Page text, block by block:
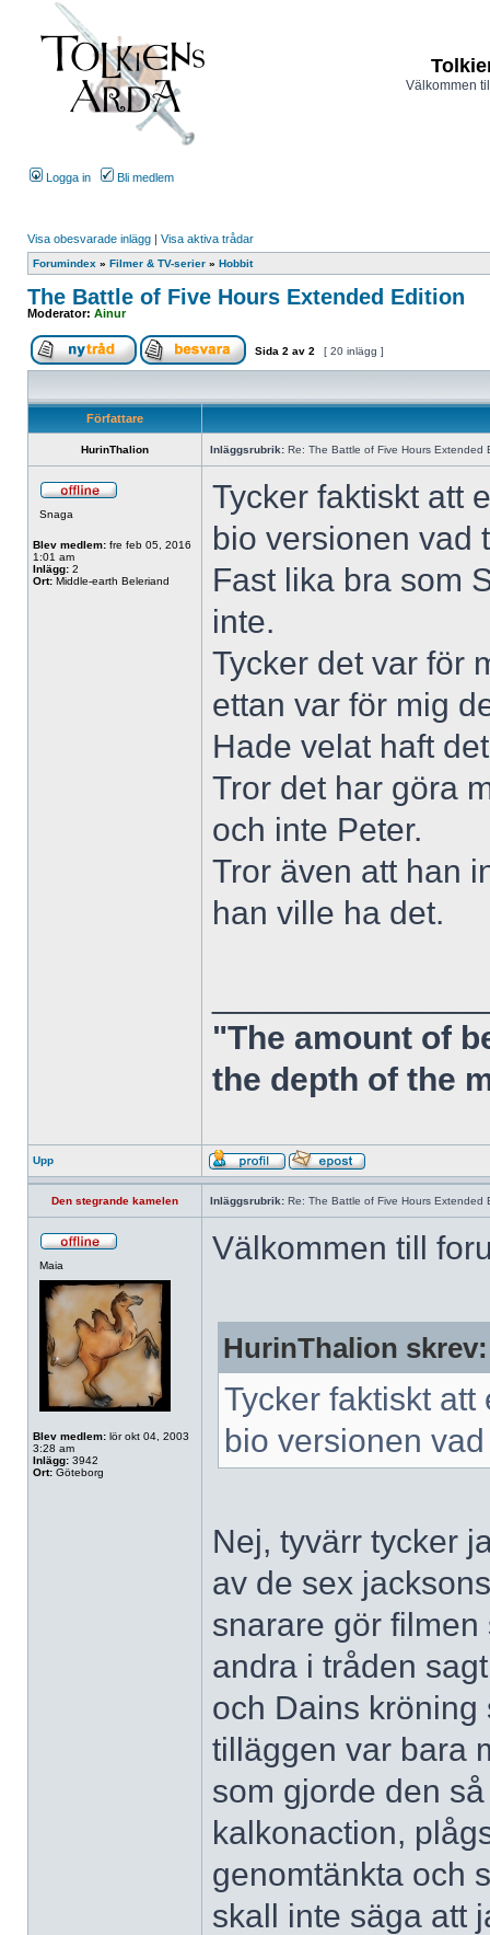
Välkommen
Logga in Bli medlem
Visa obesvarade inlägg | Visa aktiva trådar
Forumindex » Filmer & TV-serier » Hobbit
The Battle of Five Hours Extended Edition
Moderator: Ainur
Sida 2 av 2 [ 20 inlägg ]
Författare
HurinThalion Inläggsrubrik: Re: The Battle of Five Hours Extended
Snaga
Blev medlem: fre feb 05, 2016
1:01 am
Inlägg: 2
Ort: Middle-earth Beleriand
Tycker faktiskt att
bio versionen vad
Fast lika bra som
inte.
Tycker det var för
ettan var för mig
Hade velat haft
Tror det har göra
och inte Peter.
Tror även att han
han ville ha det.
"The amount of
the depth of the
Upp
Den stegrande kamelen Inläggsrubrik: Re: The Battle of Five Hours Extended
Maia
Blev medlem: lör okt 04, 2003
3:28 am
Inlägg: 3942
Ort: Göteborg
Välkommen till
HurinThalion skrev:
Tycker faktiskt
bio versionen
Nej, tyvärr tycker
av de sex
snarare gör
andra i tråden
och Dains
tilläggen var bara
som gjorde den
kalkonaction,
genomtänkta och
skall inte säga att